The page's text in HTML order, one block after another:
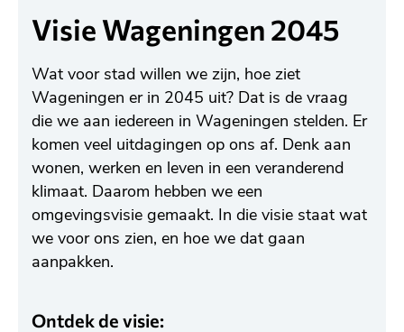
Visie Wageningen 2045
Wat voor stad willen we zijn, hoe ziet
Wageningen er in 2045 uit? Dat is de vraag
die we aan iedereen in Wageningen stelden. Er
komen veel uitdagingen op ons af. Denk aan
wonen, werken en leven in een veranderend
klimaat. Daarom hebben we een
omgevingsvisie gemaakt. In die visie staat wat
we voor ons zien, en hoe we dat gaan
aanpakken.
Ontdek de visie: